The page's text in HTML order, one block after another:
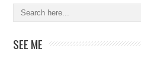
SEE ME